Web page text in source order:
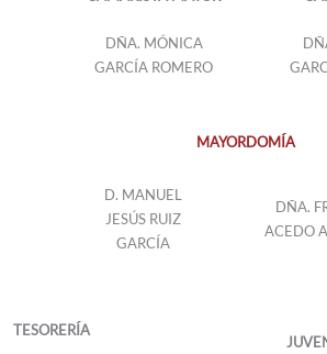
DÑA. MÓNICA
GARCÍA ROMERO
MAYORDOMÍA
D. MANUEL
JESÚS RUIZ
GARCÍA
DÑA.
ACEDO
TESORERÍA